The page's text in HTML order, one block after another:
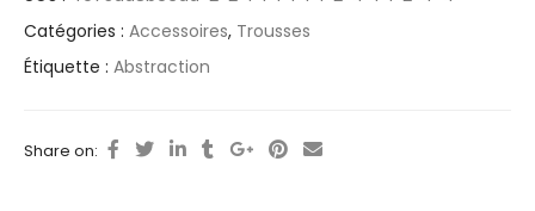
Catégories : Accessoires, Trousses
Étiquette : Abstraction
Share on: